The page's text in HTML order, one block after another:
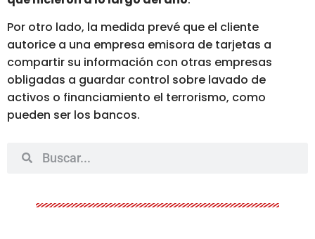
Por otro lado, la medida prevé que el cliente
autorice a una empresa emisora de tarjetas a
compartir su información con otras empresas
obligadas a guardar control sobre lavado de
activos o financiamiento el terrorismo, como
pueden ser los bancos.